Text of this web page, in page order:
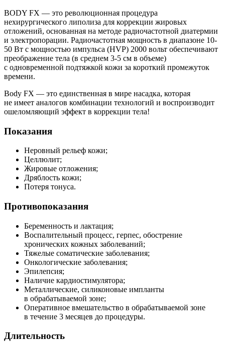
BODY FX — это революционная процедура
нехирургического липолиза для коррекции жировых
отложений, основанная на методе радиочастотной диатермии
и электропорации. Радиочастотная мощность в диапазоне 10-
50 Вт с мощностью импульса (HVP) 2000 вольт обеспечивают
преображение тела (в среднем 3-5 см в объеме)
с одновременной подтяжкой кожи за короткий промежуток
времени.
Body FX — это единственная в мире насадка, которая
не имеет аналогов комбинации технологий и воспроизводит
ошеломляющий эффект в коррекции тела!
Показания
Неровный рельеф кожи;
Целлюлит;
Жировые отложения;
Дряблость кожи;
Потеря тонуса.
Противопоказания
Беременность и лактация;
Воспалительный процесс, герпес, обострение
хронических кожных заболеваний;
Тяжелые соматические заболевания;
Онкологические заболевания;
Эпилепсия;
Наличие кардиостимулятора;
Металлические, силиконовые импланты
в обрабатываемой зоне;
Оперативное вмешательство в обрабатываемой зоне
в течение 3 месяцев до процедуры.
Длительность